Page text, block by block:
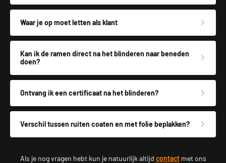
Waar je op moet letten als klant
Kan ik de ramen direct na het blinderen naar beneden
doen?
Ontvang ik een certificaat na het blinderen?
Verschil tussen ruiten coaten en met folie beplakken?
Als je nog vragen hebt kun je natuurlijk altijd contactmet ons